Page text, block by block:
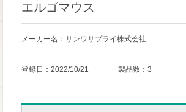
エルゴマウス
メーカー名：サンワサプライ株式会社
登録日：2022/10/21 製品数：3